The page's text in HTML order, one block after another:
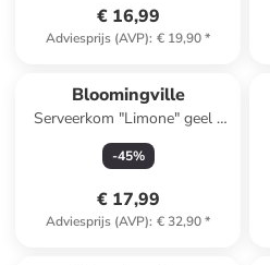
€ 16,99
Adviesprijs (AVP): € 19,90*
Bloomingville
Serveerkom "Limone" geel -
(L)26 x (B)18 cm
-45%
€ 17,99
Adviesprijs (AVP): € 32,90*